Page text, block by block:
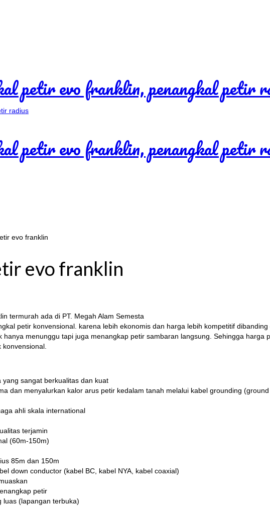
evo franklin
evo franklin
termurah ada di PT. Megah Alam Semesta
petir konvensional. karena lebih ekonomis dan harga lebih kompetitif
menunggu tapi juga menangkap petir sambaran langsung. Sehingga harga
sangat berkualitas dan kuat
dan menyalurkan kalor arus petir kedalam tanah melalui kabel grounding
ahli skala international
terjamin
(60m-150m)
85m dan 150m
down conductor (kabel BC, kabel NYA, kabel coaxial)
petir
luas (lapangan terbuka)